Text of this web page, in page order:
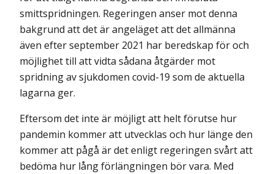
smittspridningen. Regeringen anser mot denna
bakgrund att det är angeläget att det allmänna
även efter september 2021 har beredskap för och
möjlighet till att vidta sådana åtgärder mot
spridning av sjukdomen covid-19 som de aktuella
lagarna ger.
Eftersom det inte är möjligt att helt förutse hur
pandemin kommer att utvecklas och hur länge den
kommer att pågå är det enligt regeringen svårt att
bedöma hur lång förlängningen bör vara. Med